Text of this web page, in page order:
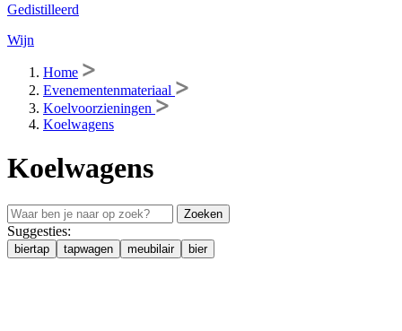
Gedistilleerd
Wijn
Home
Evenementenmateriaal
Koelvoorzieningen
Koelwagens
Koelwagens
Zoeken
Suggesties:
biertap tapwagen meubilair bier